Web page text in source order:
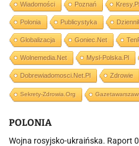
Wiadomości Poznań Kresy.pl
Polonia Publicystyka
Globalizacja Goniec.net
Wolnemedia.net Mysl-Polska.pl
Dobrewiadomosci.net.pl Zdrowie
Sekrety-Zdrowia.org
POLONIA
Wojna rosyjsko-ukraińska. Raport